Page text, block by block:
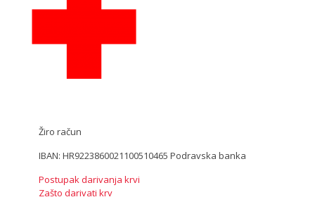
Žiro račun
IBAN: HR9223860021100510465 Podravska banka
Postupak darivanja krvi
Zašto darivati krv